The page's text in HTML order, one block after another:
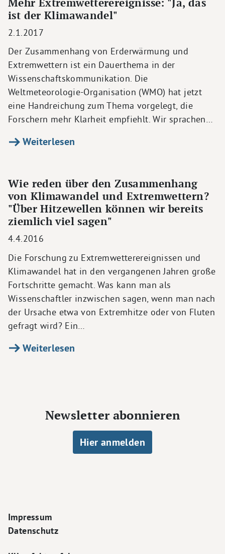
ist der Klimawandel"
2.1.2017
Der Zusammenhang von Erderwärmung und
Extremwettern ist ein Dauerthema in der
Wissenschaftskommunikation. Die
Weltmeteorologie-Organisation (WMO) hat jetzt
eine Handreichung zum Thema vorgelegt, die
Forschern mehr Klarheit empfiehlt. Wir sprachen…
Weiterlesen
Wie reden über den Zusammenhang
von Klimawandel und Extremwettern?
"Über Hitzewellen können wir bereits
ziemlich viel sagen"
4.4.2016
Die Forschung zu Extremwetterereignissen und
Klimawandel hat in den vergangenen Jahren große
Fortschritte gemacht. Was kann man als
Wissenschaftler inzwischen sagen, wenn man nach
der Ursache etwa von Extremhitze oder von Fluten
gefragt wird? Ein…
Weiterlesen
Newsletter abonnieren
Hier anmelden
Footer Navigation
Impressum
Datenschutz